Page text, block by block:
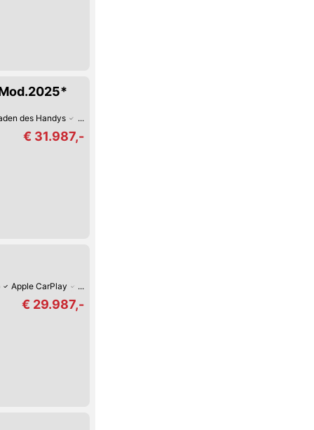
des Handys Android Auto
€ 31.987,-
Apple CarPlay Verkehrszeichen-Erkennung
€ 29.987,-